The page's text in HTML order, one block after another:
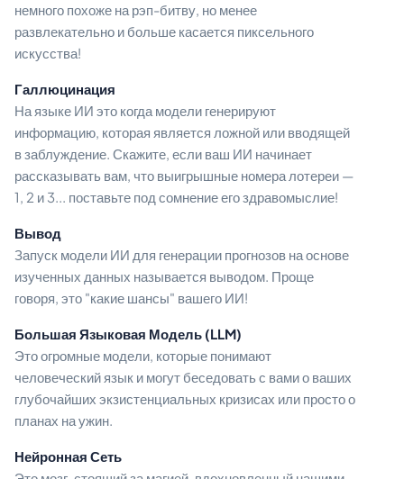
немного похоже на рэп-битву, но менее
развлекательно и больше касается пиксельного
искусства!
Галлюцинация
На языке ИИ это когда модели генерируют
информацию, которая является ложной или вводящей
в заблуждение. Скажите, если ваш ИИ начинает
рассказывать вам, что выигрышные номера лотереи —
1, 2 и 3... поставьте под сомнение его здравомыслие!
Вывод
Запуск модели ИИ для генерации прогнозов на основе
изученных данных называется выводом. Проще
говоря, это "какие шансы" вашего ИИ!
Большая Языковая Модель (LLM)
Это огромные модели, которые понимают
человеческий язык и могут беседовать с вами о ваших
глубочайших экзистенциальных кризисах или просто о
планах на ужин.
Нейронная Сеть